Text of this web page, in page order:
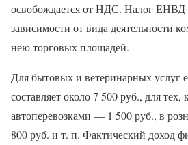
освобождается от НДС. Налог ЕНВД
зависимости от вида деятельности
нею торговых площадей.
Для бытовых и ветеринарных услуг
составляет около 7 500 руб., для тех,
автоперевозками — 1 500 руб., в
800 руб. и т. п. Фактический доход